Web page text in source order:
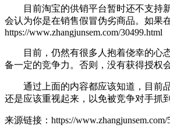
目前淘宝的供销平台暂时还不支持新
会认为你是在销售假冒伪劣商品。如果
https://www.zhangjunsem.com/30499.html
目前，仍然有很多人抱着侥幸的心态
备一定的竞争力。否则，没有获得授权
通过上面的内容都应该知道，目前品
还是应该重视起来，以免被竞争对手抓
来源链接：https://www.zhangjunsem.com/